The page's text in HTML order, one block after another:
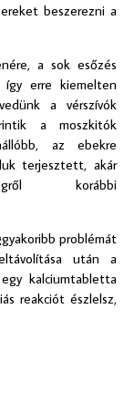
beszerezni a
a sok esőzés
így erre kiemelten
a vérszívók
a moszkitók
az ebekre
terjesztett, akár
korábbi
problémát
után a
kalciumtabletta
reakciót észlelsz,